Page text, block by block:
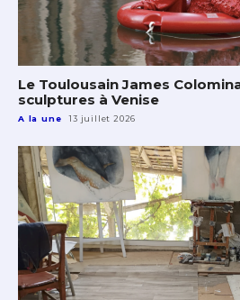
Le Toulousain James
sculptures à Venise
A la une 13 juillet 2026